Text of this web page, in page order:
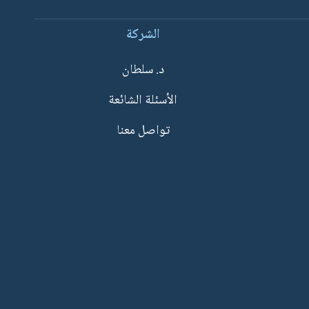
الشركة
د. سلطان
الأسئلة الشائعة
تواصل معنا